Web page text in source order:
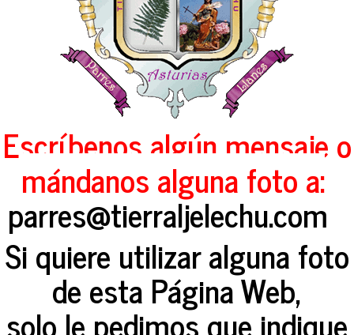
Escríbenos algún mensaje o
mándanos alguna foto a:
parres@tierraljelechu.com
Si quiere utilizar alguna foto
de esta Página Web,